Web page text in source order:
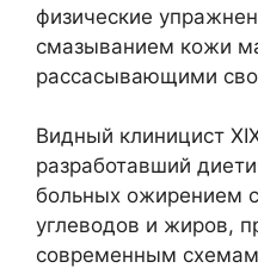
физические
смазыванием кожи
рассасывающими
Видный клиницист
разработавший
больных ожирением
углеводов и жиров,
современным